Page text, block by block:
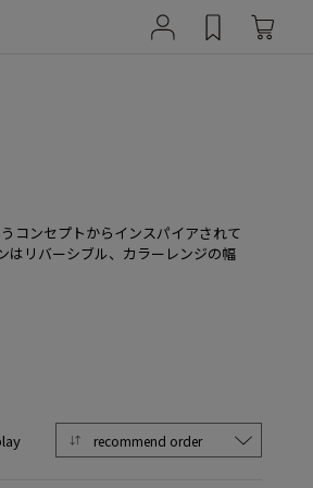
コンセプトからインスパイアされて
はリバーシブル、カラーレンジの幅